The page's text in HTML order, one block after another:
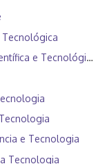
e Tecnológica I
e Tecnologia
Tecnologia